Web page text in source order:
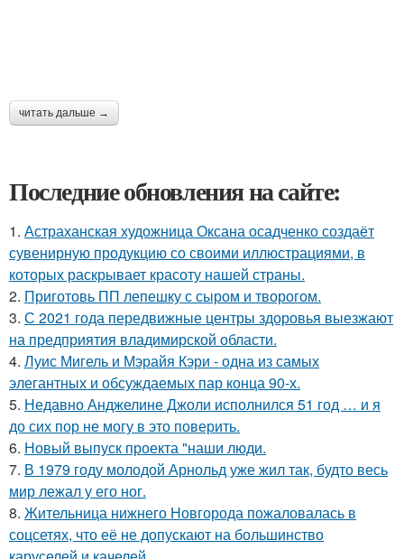
читать дальше →
Последние обновления на сайте:
1. Астраханская художница Оксана осадченко создаёт
сувенирную продукцию со своими иллюстрациями, в
которых раскрывает красоту нашей страны.
2. Приготовь ПП лепешку с сыром и творогом.
3. С 2021 года передвижные центры здоровья выезжают
на предприятия владимирской области.
4. Луис Мигель и Мэрайя Кэри - одна из самых
элегантных и обсуждаемых пар конца 90-х.
5. Недавно Анджелине Джоли исполнился 51 год … и я
до сих пор не могу в это поверить.
6. Новый выпуск проекта "наши люди.
7. В 1979 году молодой Арнольд уже жил так, будто весь
мир лежал у его ног.
8. Жительница нижнего Новгорода пожаловалась в
соцсетях, что её не допускают на большинство